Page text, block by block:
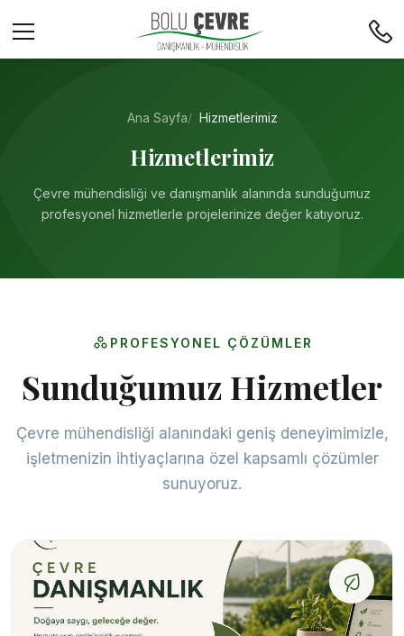
Ana Sayfa Hizmetlerimiz
Hizmetlerimiz
Çevre mühendisliği ve danışmanlık alanında sunduğumuz
profesyonel hizmetlerle projelerinize değer katıyoruz.
PROFESYONEL ÇÖZÜMLER
Sunduğumuz Hizmetler
Çevre mühendisliği alanındaki geniş deneyimimizle,
işletmenizin ihtiyaçlarına özel kapsamlı çözümler
sunuyoruz.